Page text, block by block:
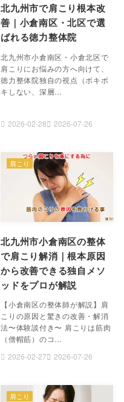
北九州市で肩こり根本改
善｜小倉南区・北区で選
ばれる徳力整体院
北九州市小倉南区・小倉北区で
肩こりにお悩みの方へ向けて、
徳力整体院独自の視点（ボキボ
キしない、深層…
2026-02-28 2026-07-26
北九州市小倉南区の整体
で肩こり解消｜根本原因
から改善できる独自メソ
ッドをプロが解説
【小倉南区の整体師が解説】肩
こりの原因と驚きの改善・解消
法〜体験談付き〜 肩こりは筋肉
（僧帽筋）のコ…
2026-02-27
2026-07-26
肩こり
肩こり